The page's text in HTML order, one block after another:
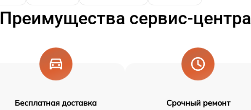
Преимущества сервис-центра
Бесплатная доставка Срочный ремонт